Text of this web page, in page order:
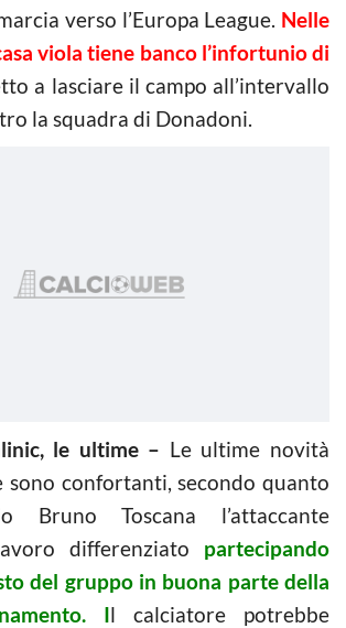
verso l’Europa League. Nelle
viola tiene banco l’infortunio di
a lasciare il campo all’intervallo
la squadra di Donadoni.
le ultime – Le ultime novità
sono confortanti, secondo quanto
Bruno Toscana l’attaccante
differenziato partecipando
del gruppo in buona parte della
Il calciatore potrebbe